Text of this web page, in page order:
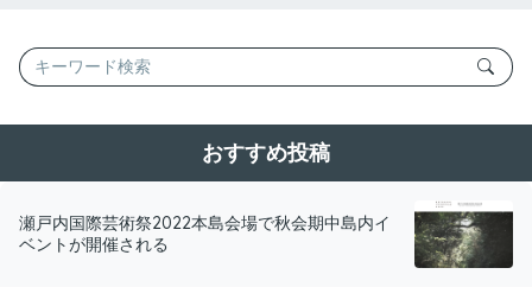
おすすめ投稿
瀬戸内国際芸術祭2022本島会場で秋会期中島内イ
ベントが開催される